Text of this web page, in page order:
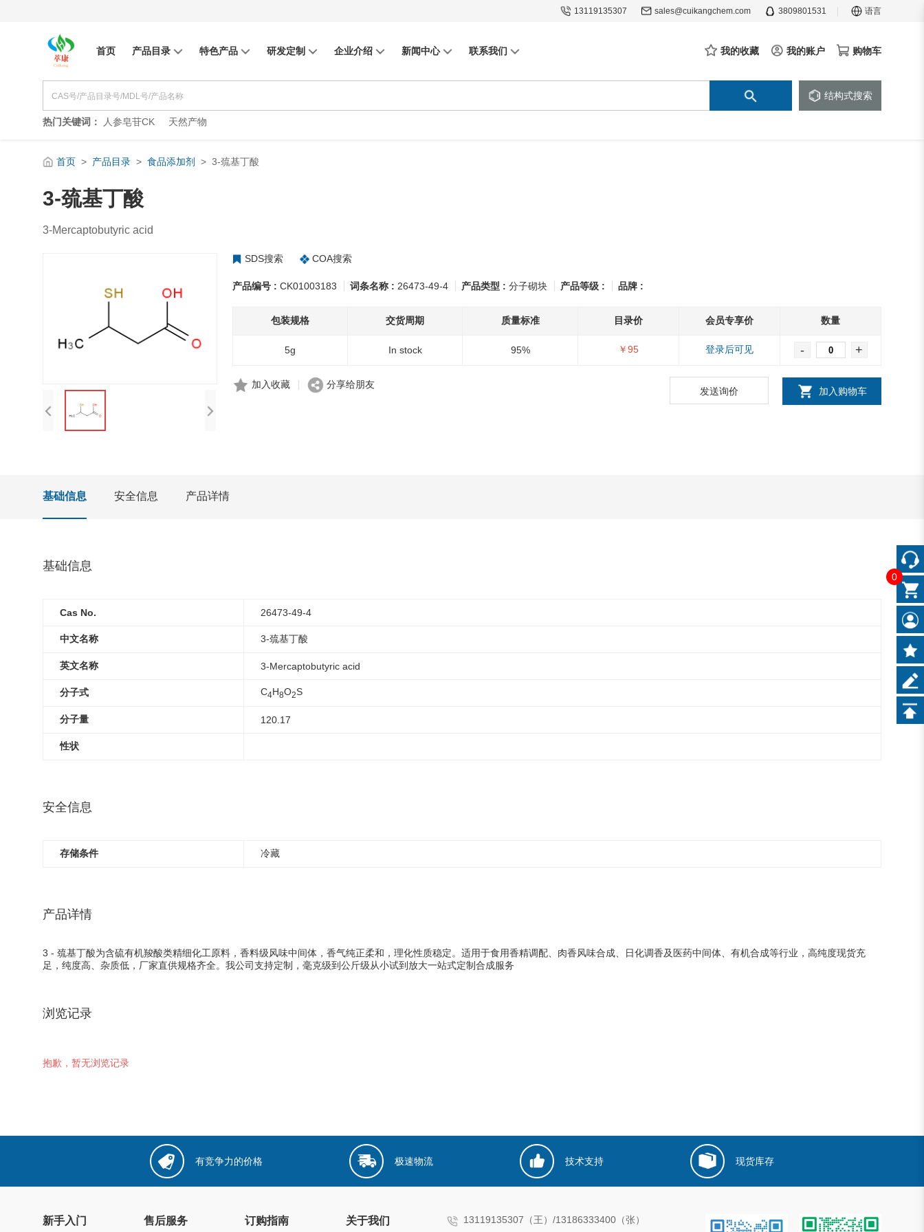
语言
13119135307 sales@cuikangchem.com 3809801531
首页 产品目录 特色产品 研发定制 企业介绍 新闻中心 联系我们 我的收藏 我的账户 购物车
结构式搜索
热门关键词： 人参皂苷CK 天然产物
首页 > 产品目录 > 食品添加剂 > 3-巯基丁酸
3-巯基丁酸
3-Mercaptobutyric acid
SDS搜索 COA搜索
产品编号 : CK01003183 词条名称 : 26473-49-4 产品类型 : 分子砌块 产品等级 : 品牌 :
包装规格 交货周期 质量标准 目录价 会员专享价 数量
5g In stock 95% ￥95 登录后可见 - +
加入收藏 分享给朋友
发送询价 加入购物车
基础信息 安全信息 产品详情
基础信息
Cas No. 26473-49-4
中文名称 3-巯基丁酸
英文名称 3-Mercaptobutyric acid
分子式 C4H8O2S
分子量 120.17
性状
安全信息
存储条件 冷藏
产品详情
3 - 巯基丁酸为含硫有机羧酸类精细化工原料，香料级风味中间体，香气纯正柔和，理化性质稳定。适用于食用香精调配、肉香风味合成、日化调香及医药中间体、有机合成等行业，高纯度现货充
足，纯度高、杂质低，厂家直供规格齐全。我公司支持定制，毫克级到公斤级从小试到放大一站式定制合成服务
浏览记录
抱歉，暂无浏览记录
有竞争力的价格 极速物流 技术支持 现货库存
新手入门 售后服务 订购指南 关于我们 13119135307（王）/13186333400（张）
0